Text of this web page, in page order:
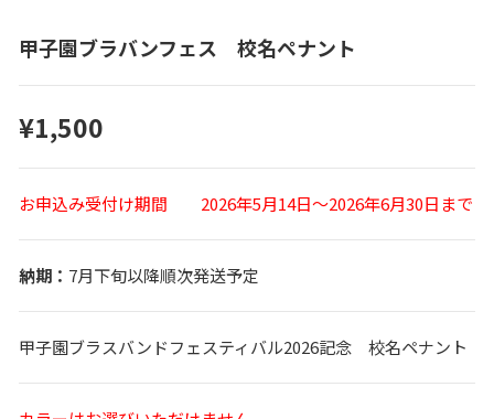
甲子園ブラバンフェス 校名ペナント
¥1,500
お申込み受付け期間 2026年5月14日～2026年6月30日まで
7月下旬以降順次発送予定
甲子園ブラスバンドフェスティバル2026記念 校名ペナント